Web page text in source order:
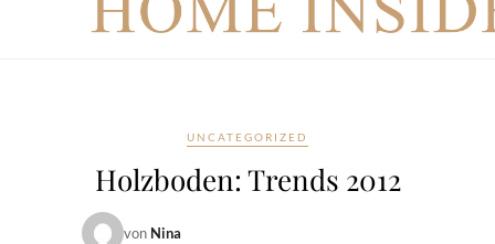
UNCATEGORIZED
Holzboden: Trends 2012
von Nina